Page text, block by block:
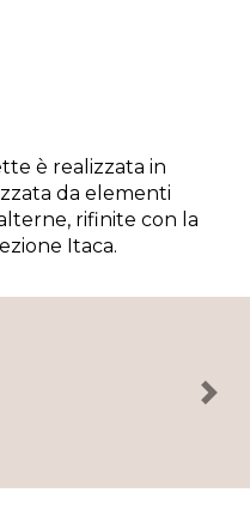
è realizzata in
da elementi
rifinite con la
Itaca.
Gratuita
> 59€
Next
×